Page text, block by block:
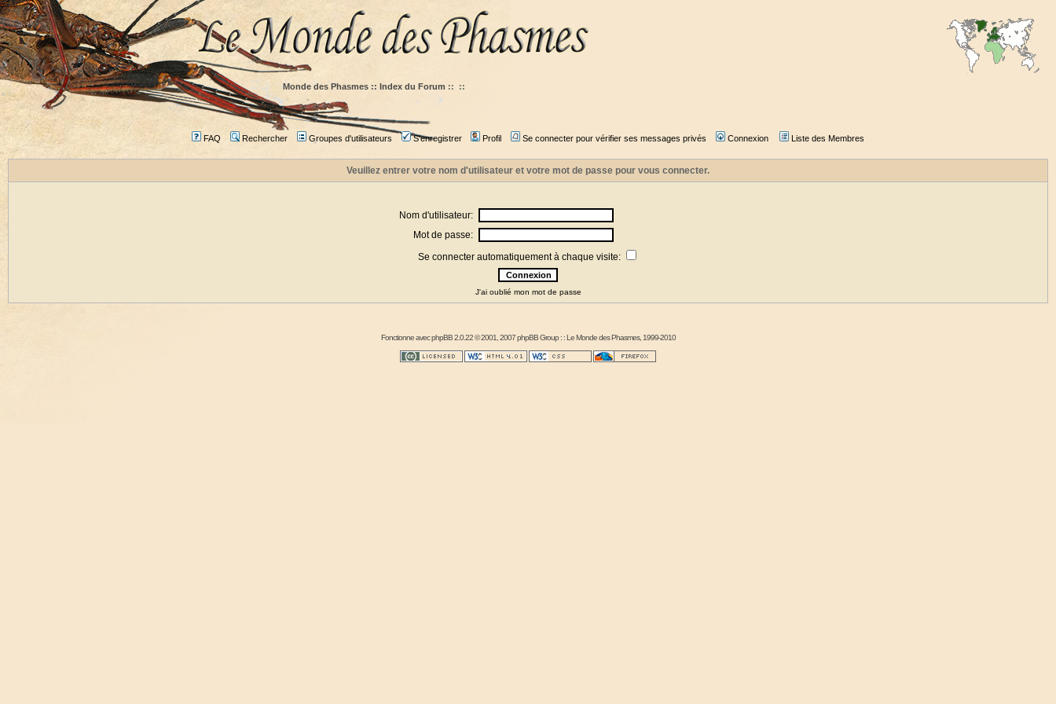
Monde des Phasmes :: Index du Forum :: ::
FAQ Rechercher Groupes d'utilisateurs S'enregistrer Profil Se connecter pour vérifier ses messages privés Connexion Liste des Membres
Veuillez entrer votre nom d'utilisateur et votre mot de passe pour vous connecter.
Nom d'utilisateur:
Mot de passe:
Se connecter automatiquement à chaque visite:
J'ai oublié mon mot de passe
Fonctionne avecphpBB2.0.22 © 2001, 2007 phpBB Group : :Le Monde des Phasmes, 1999-2010